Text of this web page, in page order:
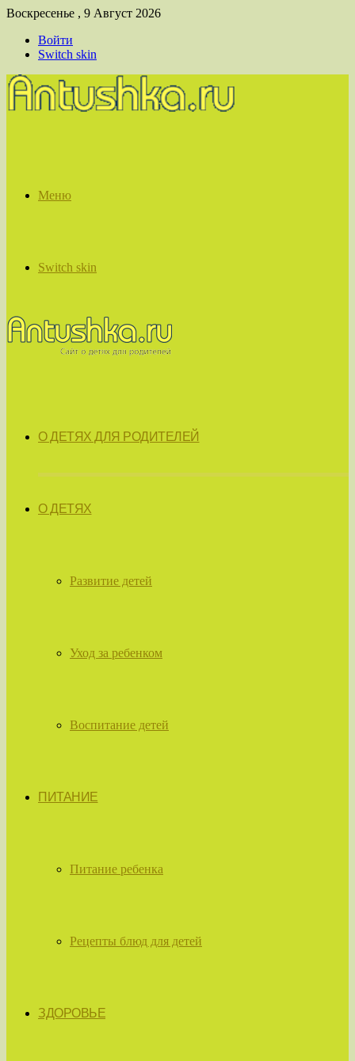
Воскресенье , 9 Август 2026
Войти
Switch skin
Меню
Switch skin
О ДЕТЯХ ДЛЯ РОДИТЕЛЕЙ
О ДЕТЯХ
Развитие детей
Уход за ребенком
Воспитание детей
ПИТАНИЕ
Питание ребенка
Рецепты блюд для детей
ЗДОРОВЬЕ